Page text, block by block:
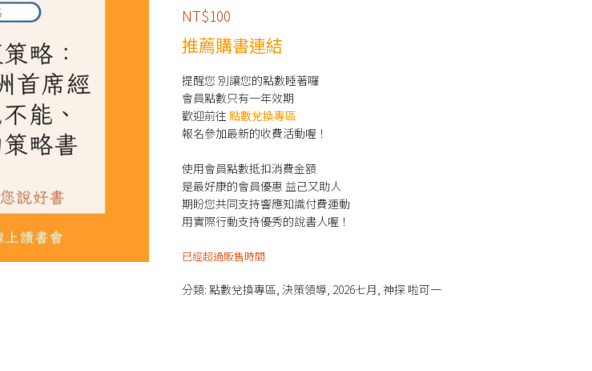
NT$100
推薦購書連結
提醒您 別讓您的點數睡著囉
會員點數只有一年效期
歡迎前往 點數兌換專區
報名參加最新的收費活動喔！
使用會員點數抵扣消費金額
是最好康的會員優惠 益己又助人
期盼您共同支持響應知識付費運動
用實際行動支持優秀的說書人喔！
已經超過販售時間
分類: 點數兌換專區, 決策領導, 2026七月, 神探 啦可一